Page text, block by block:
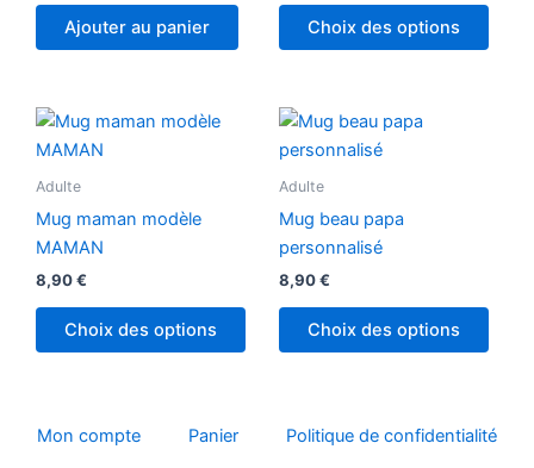
Ajouter au panier Choix des options
Adulte
Mug maman modèle
MAMAN
8,90€
Choix des options
Adulte
Mug beau papa
personnalisé
8,90€
Choix des options
Mon compte Panier Politique de confidentialité